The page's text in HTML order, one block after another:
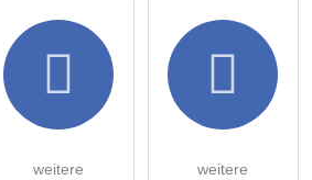
ich die .
habe ich zur Kenntnis genommen.
weitere
weitere